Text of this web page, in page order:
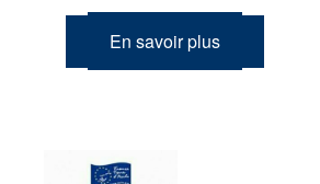
En savoir plus